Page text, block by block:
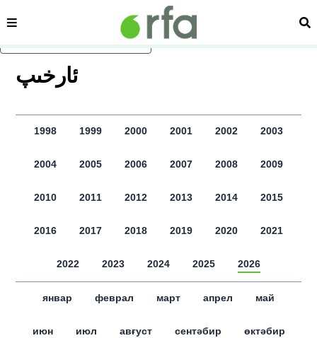
асаслиқ мәзмунға атлаң
сәһипә
ﺋﺎﺭﺧﯩﭗ
1998 1999 2000 2001 2002 2003
2004 2005 2006 2007 2008 2009
2010 2011 2012 2013 2014 2015
2016 2017 2018 2019 2020 2021
2022 2023 2024 2025 2026
январ феврал март апрел май
июн июл авғуст сентәбир өктәбир